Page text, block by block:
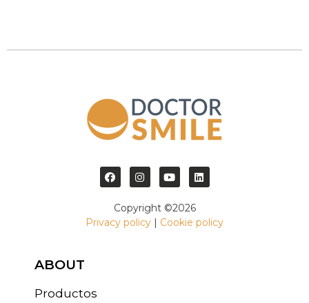
Copyright ©2026
Privacy policy | Cookie policy
ABOUT
Productos